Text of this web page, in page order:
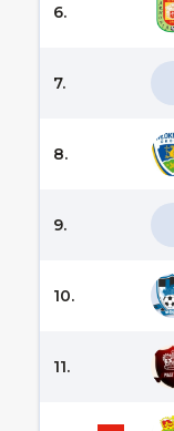
6.
7.
8.
9.
10.
11.